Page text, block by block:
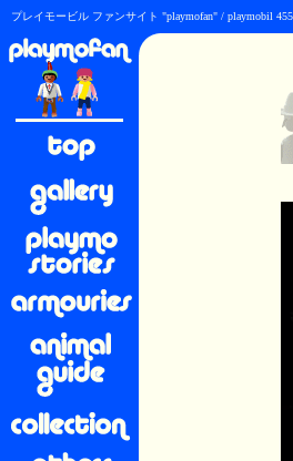
プレイモービル ファンサイト "playmofan" / playmobil